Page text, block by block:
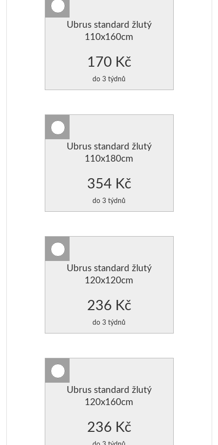
Ubrus standard žlutý
110x160cm
170 Kč
do 3 týdnů
Ubrus standard žlutý
110x180cm
354 Kč
do 3 týdnů
Ubrus standard žlutý
120x120cm
236 Kč
do 3 týdnů
Ubrus standard žlutý
120x160cm
236 Kč